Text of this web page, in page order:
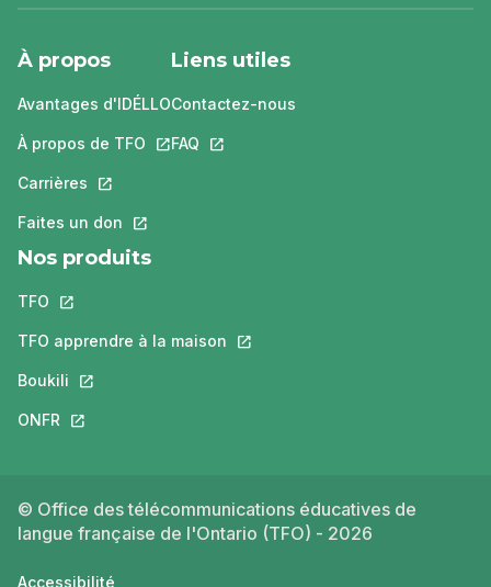
À propos
Avantages d'IDÉLLO
À propos de TFO Ce lien s'ouvrira dans un nouvel onglet.
Carrières Ce lien s'ouvrira dans un nouvel onglet.
Faites un don Ce lien s'ouvrira dans un nouvel onglet.
Liens utiles
Contactez-nous
FAQ Ce lien s'ouvrira dans un nouvel
Nos produits
TFO Ce lien s'ouvrira dans un nouvel onglet.
TFO apprendre à la maison Ce lien s'ouvrira dans un nouvel
Boukili Ce lien s'ouvrira dans un nouvel onglet.
ONFR Ce lien s'ouvrira dans un nouvel onglet.
© Office des télécommunications éducatives de
langue française de l'Ontario (TFO) - 2026
Accessibilité